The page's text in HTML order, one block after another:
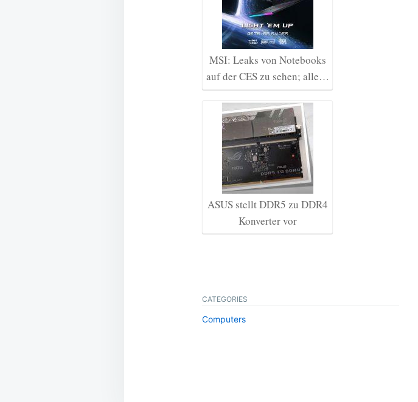
MSI: Leaks von Notebooks
auf der CES zu sehen; alle…
ASUS stellt DDR5 zu DDR4
Konverter vor
CATEGORIES
Computers